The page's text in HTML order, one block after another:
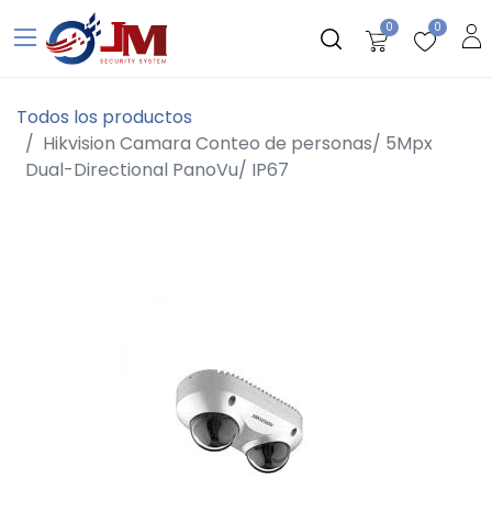
0 0
Todos los productos
Hikvision Camara Conteo de personas/ 5Mpx
Dual-Directional PanoVu/ IP67